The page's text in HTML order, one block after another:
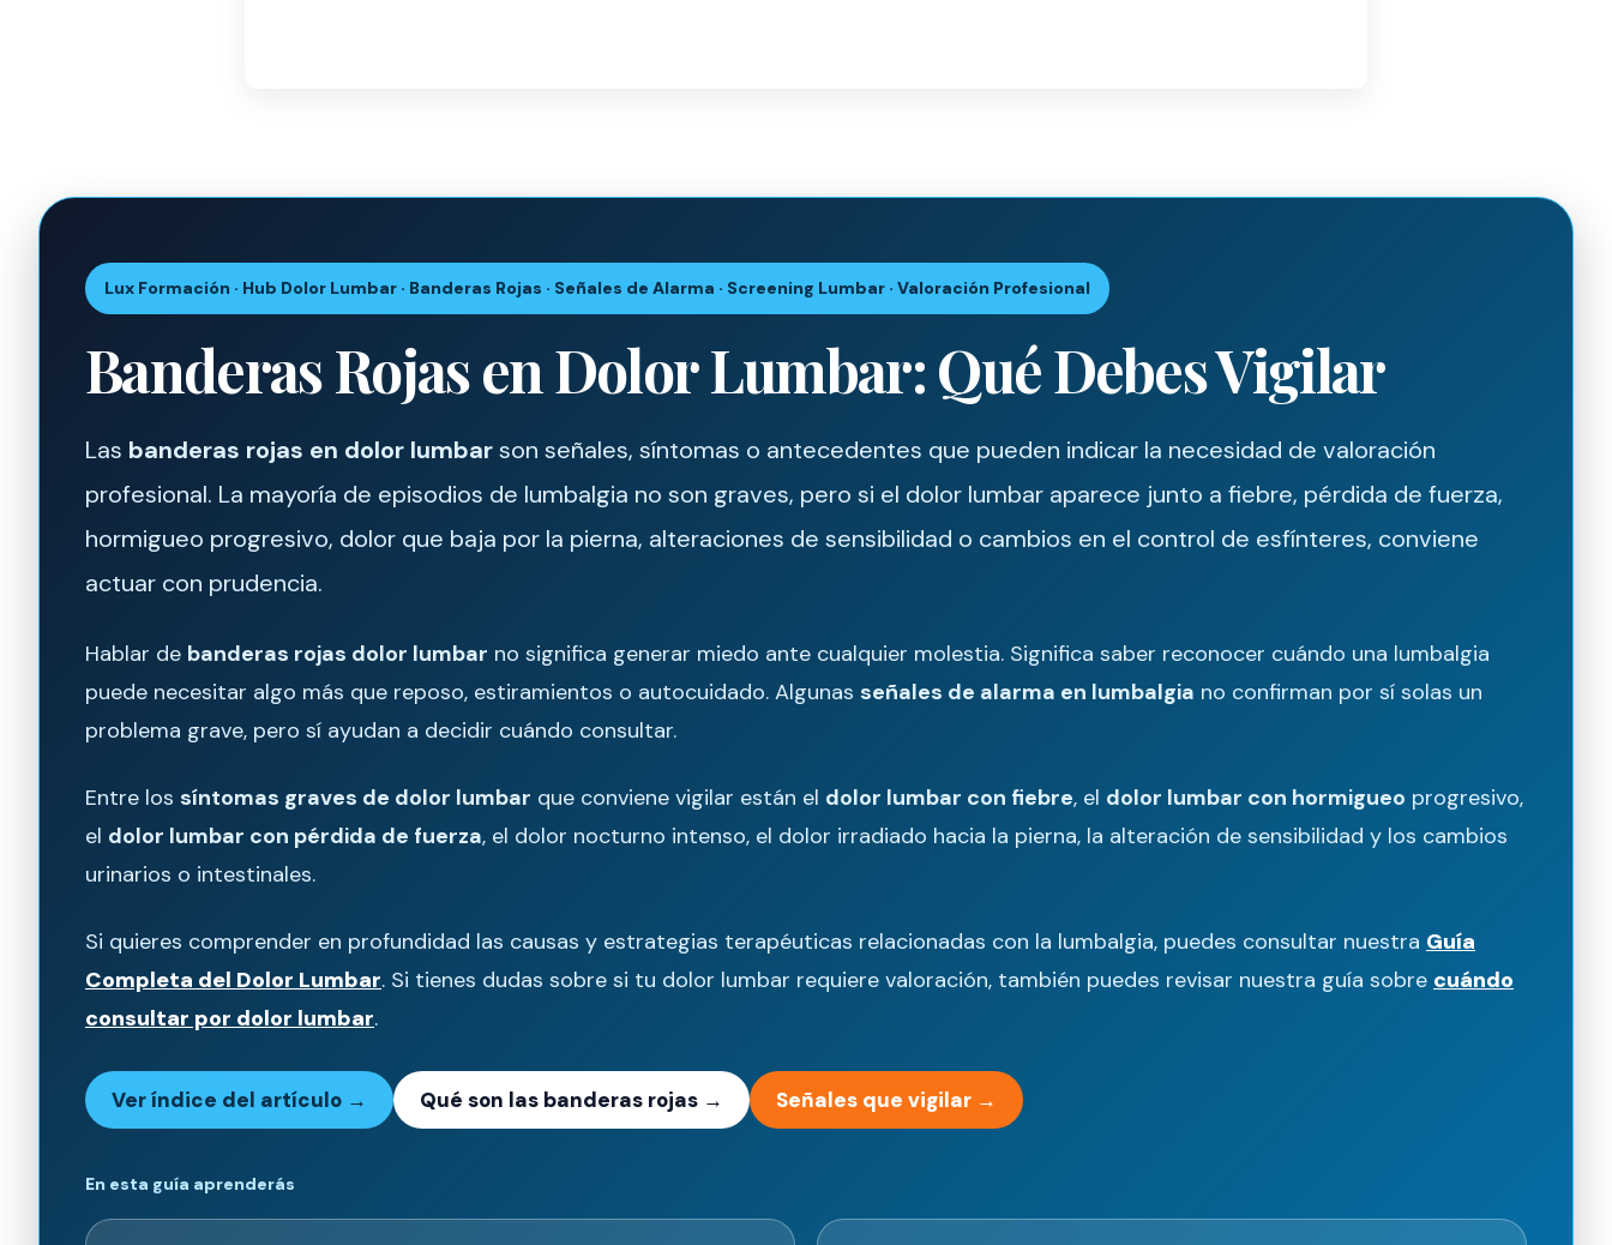
Lux Formación · Hub Dolor Lumbar · Banderas Rojas · Señales de Alarma · Screening Lumbar · Valoración Profesional
Banderas Rojas en Dolor Lumbar: Qué Debes Vigilar
Las banderas rojas en dolor lumbarson señales, síntomas o antecedentes que pueden indicar la necesidad de valoración
profesional. La mayoría de episodios de lumbalgia no son graves, pero si el dolor lumbar aparece junto a fiebre, pérdida de fuerza,
hormigueo progresivo, dolor que baja por la pierna, alteraciones de sensibilidad o cambios en el control de esfínteres, conviene
actuar con prudencia.
Hablar de banderas rojas dolor lumbar no significa generar miedo ante cualquier molestia. Significa saber reconocer cuándo una lumbalgia
puede necesitar algo más que reposo, estiramientos o autocuidado. Algunas señales de alarma en lumbalgia no confirman por sí solas un
problema grave, pero sí ayudan a decidir cuándo consultar.
Entre los síntomas graves de dolor lumbar que conviene vigilar están el dolor lumbar con fiebre, el dolor lumbar con hormigueo progresivo,
el dolor lumbar con pérdida de fuerza, el dolor nocturno intenso, el dolor irradiado hacia la pierna, la alteración de sensibilidad y los cambios
urinarios o intestinales.
Si quieres comprender en profundidad las causas y estrategias terapéuticas relacionadas con la lumbalgia, puedes consultar nuestra Guía
Completa del Dolor Lumbar. Si tienes dudas sobre si tu dolor lumbar requiere valoración, también puedes revisar nuestra guía sobre cuándo
consultar por dolor lumbar.
Ver índice del artículo → Qué son las banderas rojas → Señales que vigilar →
En esta guía aprenderás